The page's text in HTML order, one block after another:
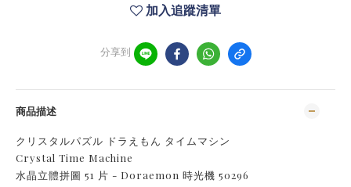
加入追蹤清單
分享到
商品描述
クリスタルパズル ドラえもん タイムマシン
Crystal Time Machine
水晶立體拼圖 51 片 - Doraemon 時光機 50296